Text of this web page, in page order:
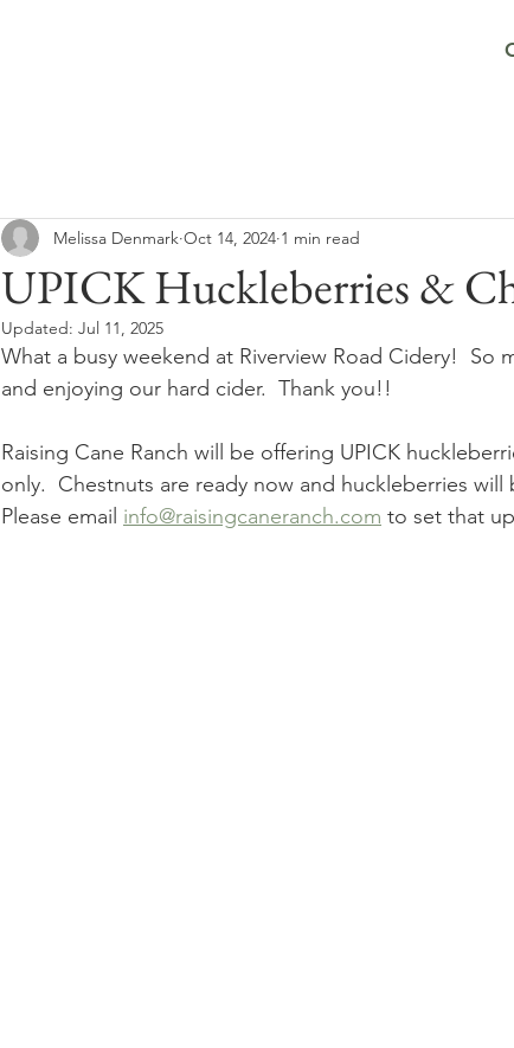
UPICK Huckleberries &
Melissa Denmark Oct 14, 2024 1 min read
Updated: Jul 11, 2025
What a busy weekend at Riverview Road Cidery!  So
and enjoying our hard cider.  Thank you!!
Raising Cane Ranch will be offering UPICK
only.  Chestnuts are ready now and huckleberries will
Please email info@raisingcaneranch.com to set that